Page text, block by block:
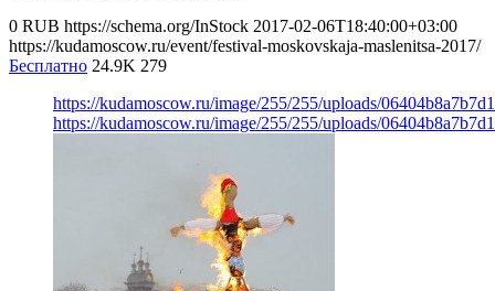
0 RUB https://schema.org/InStock 2017-02-06T18:40:00+03:00
https://kudamoscow.ru/event/festival-moskovskaja-maslenitsa-2017/
Бесплатно 24.9K 279
https://kudamoscow.ru/image/255/255/uploads/
https://kudamoscow.ru/image/255/255/uploads/